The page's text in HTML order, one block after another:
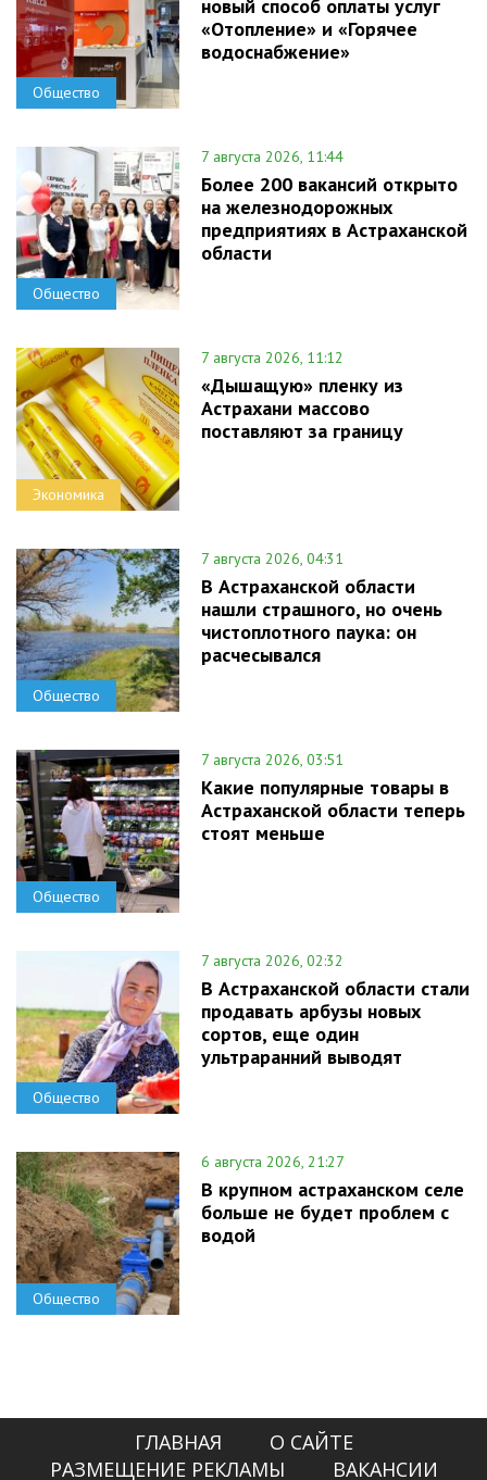
Общество
новый способ оплаты услуг
«Отопление» и «Горячее
водоснабжение»
Общество
7 августа 2026, 11:44
Более 200 вакансий открыто
на железнодорожных
предприятиях в Астраханской
области
Экономика
7 августа 2026, 11:12
«Дышащую» пленку из
Астрахани массово
поставляют за границу
Общество
7 августа 2026, 04:31
В Астраханской области
нашли страшного, но очень
чистоплотного паука: он
расчесывался
Общество
7 августа 2026, 03:51
Какие популярные товары в
Астраханской области теперь
стоят меньше
Общество
7 августа 2026, 02:32
В Астраханской области стали
продавать арбузы новых
сортов, еще один
ультраранний выводят
Общество
6 августа 2026, 21:27
В крупном астраханском селе
больше не будет проблем с
водой
ГЛАВНАЯ
О САЙТЕ
РАЗМЕЩЕНИЕ РЕКЛАМЫ
ВАКАНСИИ